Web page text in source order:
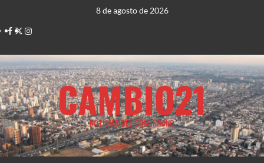
contenido
8 de agosto de 2026
Facebook
TwitterInstagram
CAMBIO21
NOTICIAS DEL CONURBANO